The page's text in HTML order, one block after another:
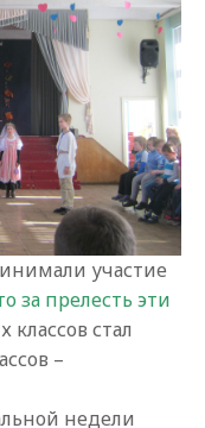
участие
за прелесть эти
стал
–
недели